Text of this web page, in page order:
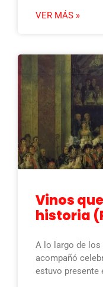
VER MÁS »
Vinos
historia
A lo largo de
acompañó
estuvo presente